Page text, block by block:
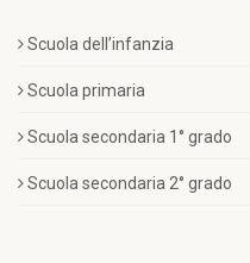
Scuola dell’infanzia
Scuola primaria
Scuola secondaria 1° grado
Scuola secondaria 2° grado